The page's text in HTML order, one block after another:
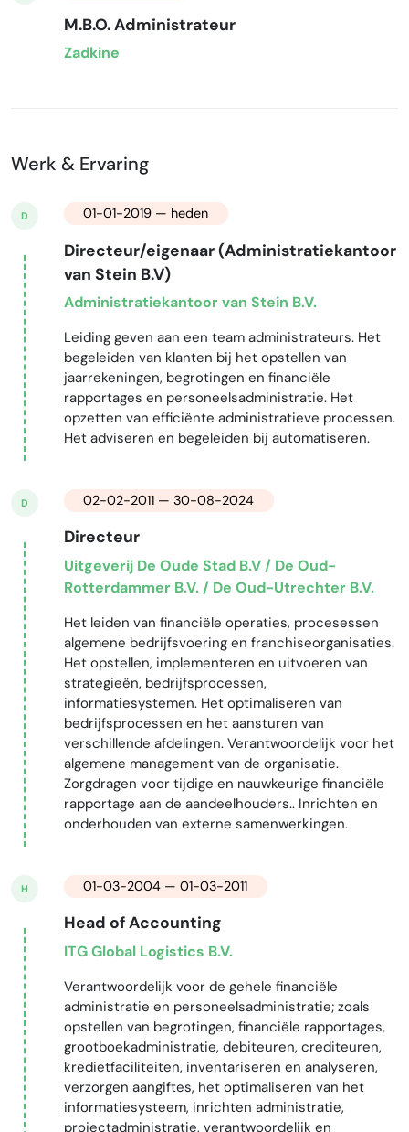
M.B.O. Administrateur
Zadkine
Werk & Ervaring
D 01-01-2019 — heden
Directeur/eigenaar (Administratiekantoor
van Stein B.V)
Administratiekantoor van Stein B.V.
Leiding geven aan een team administrateurs. Het
begeleiden van klanten bij het opstellen van
jaarrekeningen, begrotingen en financiële
rapportages en personeelsadministratie. Het
opzetten van efficiënte administratieve processen.
Het adviseren en begeleiden bij automatiseren.
D 02-02-2011 — 30-08-2024
Directeur
Uitgeverij De Oude Stad B.V / De Oud-
Rotterdammer B.V. / De Oud-Utrechter B.V.
Het leiden van financiële operaties, procesessen
algemene bedrijfsvoering en franchiseorganisaties.
Het opstellen, implementeren en uitvoeren van
strategieën, bedrijfsprocessen,
informatiesystemen. Het optimaliseren van
bedrijfsprocessen en het aansturen van
verschillende afdelingen. Verantwoordelijk voor het
algemene management van de organisatie.
Zorgdragen voor tijdige en nauwkeurige financiële
rapportage aan de aandeelhouders.. Inrichten en
onderhouden van externe samenwerkingen.
H 01-03-2004 — 01-03-2011
Head of Accounting
ITG Global Logistics B.V.
Verantwoordelijk voor de gehele financiële
administratie en personeelsadministratie; zoals
opstellen van begrotingen, financiële rapportages,
grootboekadministratie, debiteuren, crediteuren,
kredietfaciliteiten, inventariseren en analyseren,
verzorgen aangiftes, het optimaliseren van het
informatiesysteem, inrichten administratie,
projectadministratie, verantwoordelijk en